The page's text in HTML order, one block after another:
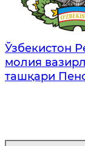
Ўзбекистон
молия
ташқари